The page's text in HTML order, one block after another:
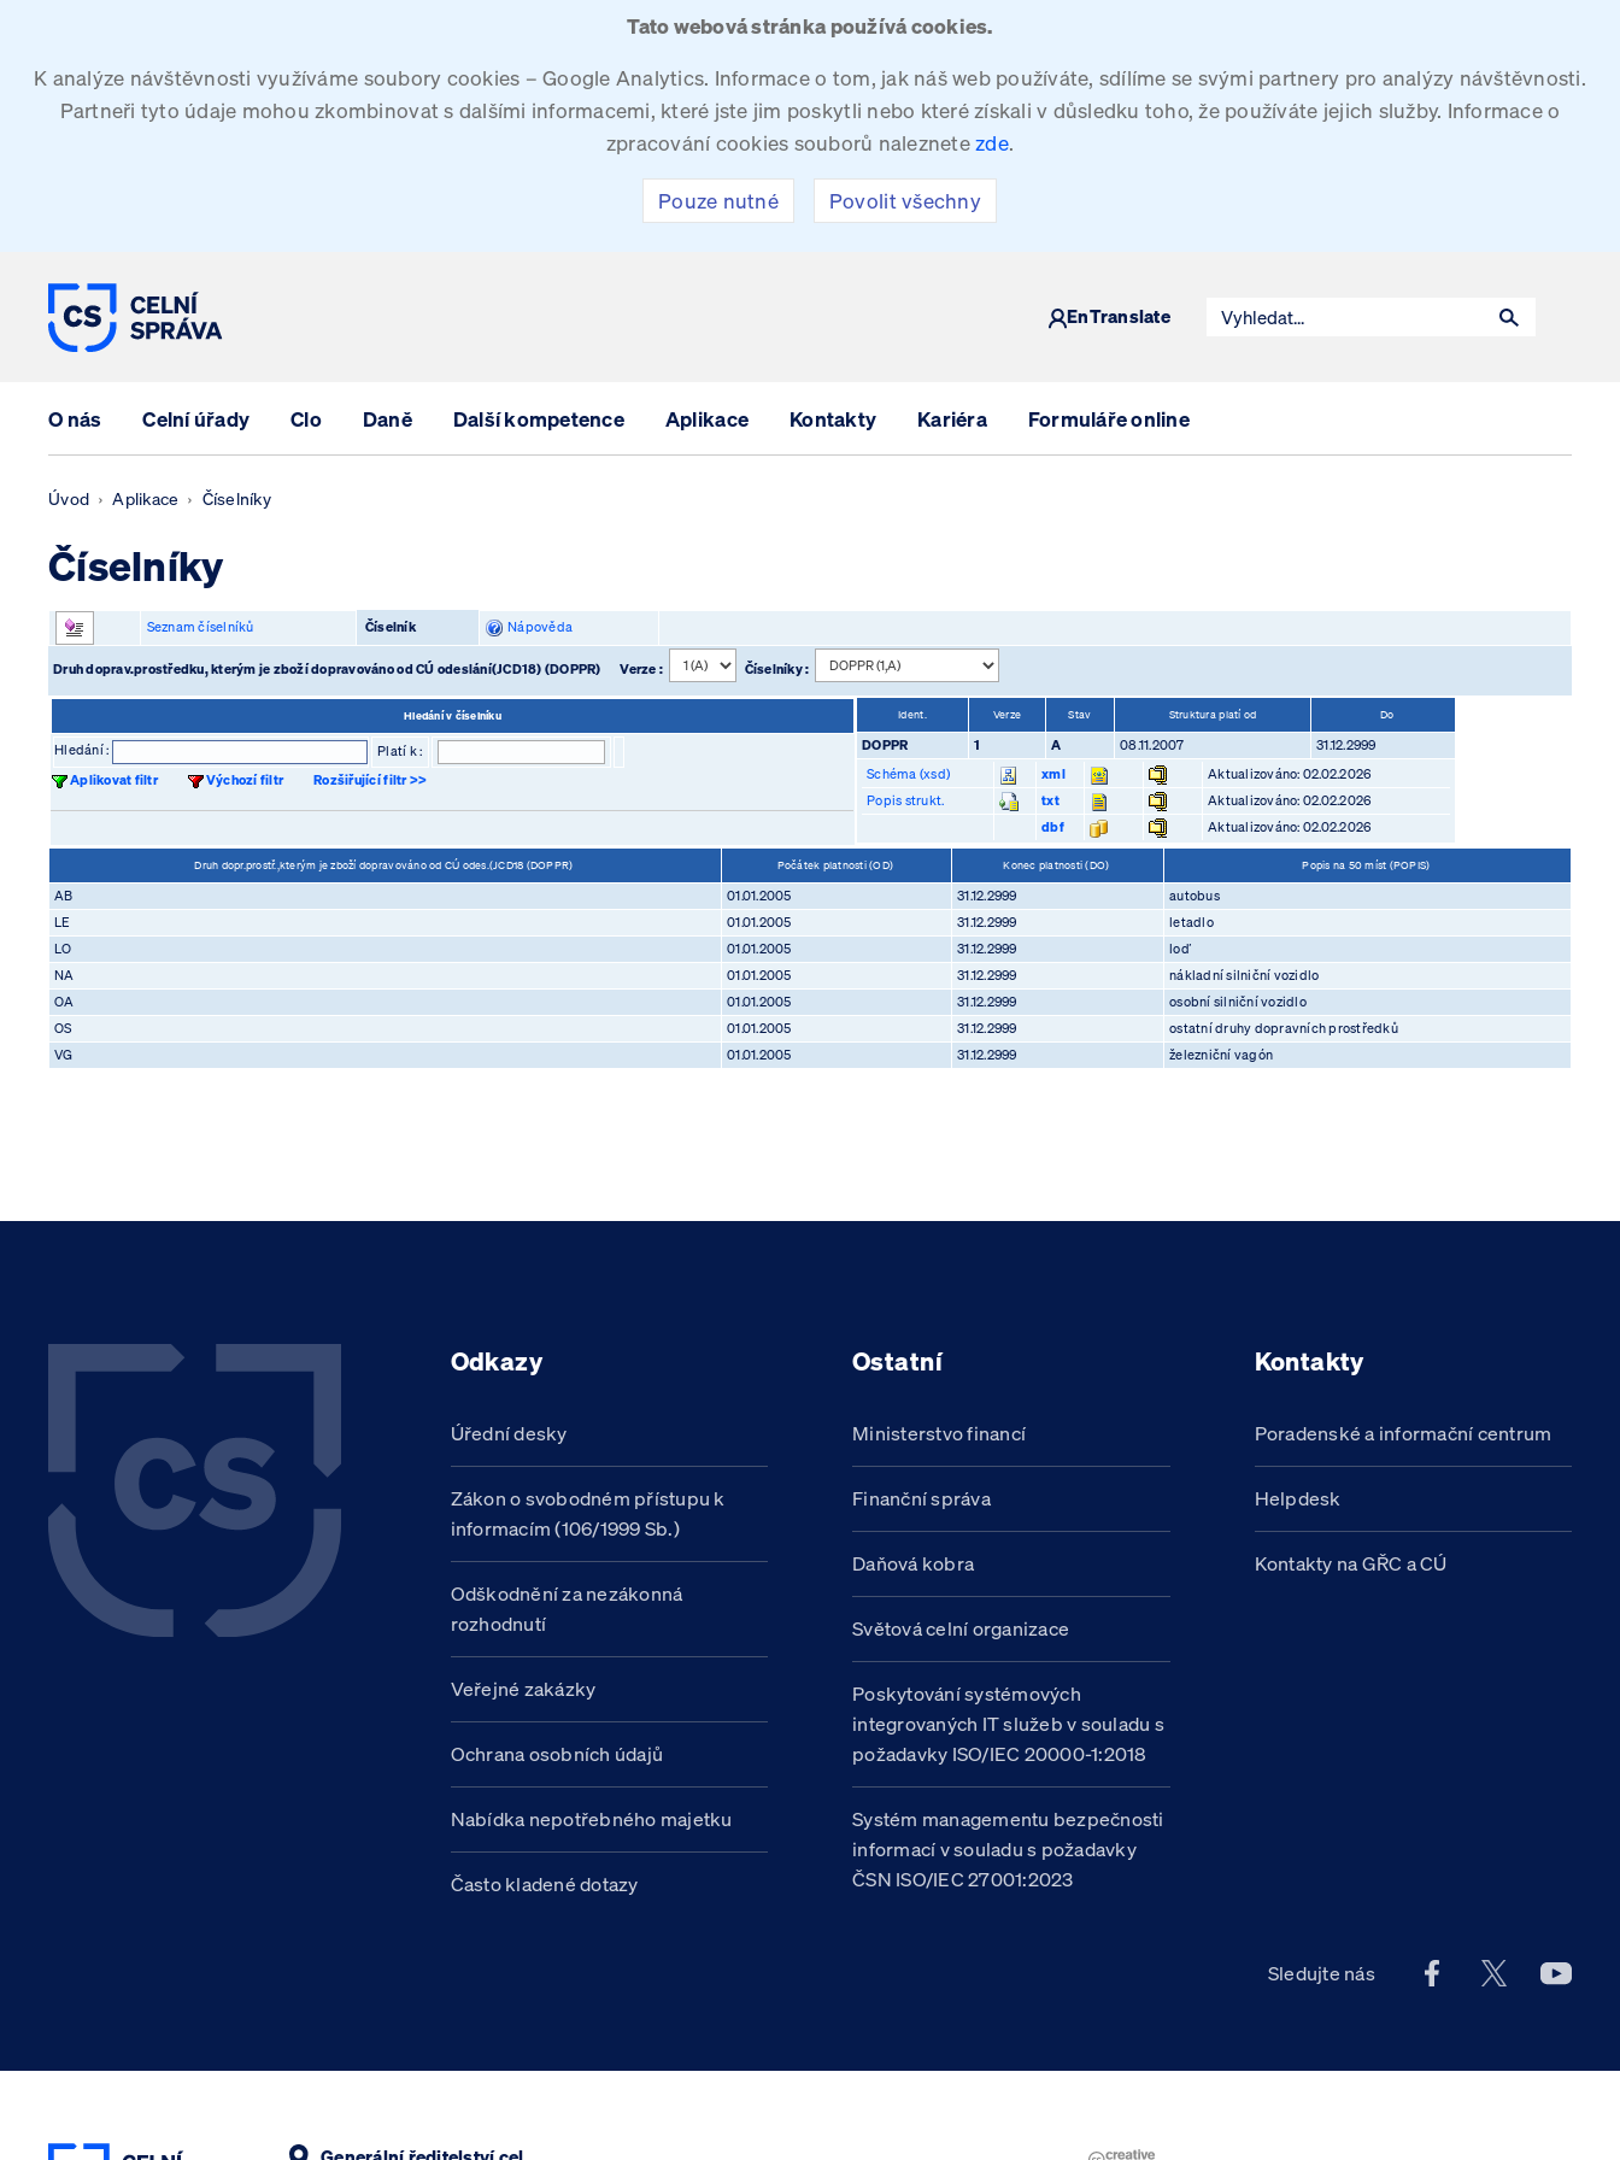
Tato webová stránka používá cookies.
K analýze návštěvnosti využíváme soubory cookies – Google Analytics. Informace o tom, jak náš web používáte, sdílíme se svými partnery pro analýzy návštěvnosti.
Partneři tyto údaje mohou zkombinovat s dalšími informacemi, které jste jim poskytli nebo které získali v důsledku toho, že používáte jejich služby. Informace o
zpracování cookies souborů naleznetezde.
Pouze nutné Povolit všechny
EnTranslate
O nás Celní úřady Clo Daně Další kompetence Aplikace Kontakty Kariéra Formuláře online
Úvod Aplikace Číselníky
Číselníky
Seznam číselníků Číselník Nápověda
Druh doprav.prostředku, kterým je zboží dopravováno od CÚ odeslání(JCD18) (DOPPR) Verze : Číselníky :
Hledání v číselníku
Hledání :
Platí k :
Aplikovat filtr
Výchozí filtr Rozšiřující filtr >>
Ident. Verze Stav Struktura platí od Do
DOPPR 1 A 08.11.2007
31.12.2999
Schéma (xsd)
xml
Aktualizováno: 02.02.2026
Popis strukt.
txt
Aktualizováno: 02.02.2026
dbf
Aktualizováno: 02.02.2026
Druh dopr.prostř.,kterým je zboží dopravováno od CÚ odes.(JCD18 (DOPPR) Počátek platnosti (OD) Konec platnosti (DO) Popis na 50 míst (POPIS)
AB 01.01.2005 31.12.2999
autobus
LE
01.01.2005 31.12.2999
letadlo
LO
01.01.2005 31.12.2999
loď
NA
01.01.2005 31.12.2999
nákladní silniční vozidlo
OA
01.01.2005 31.12.2999
osobní silniční vozidlo
OS
01.01.2005 31.12.2999
ostatní druhy dopravních prostředků
VG
01.01.2005 31.12.2999 železniční vagón
Odkazy
Úřední desky
Zákon o svobodném přístupu k
informacím (106/1999 Sb.)
Odškodnění za nezákonná
rozhodnutí
Veřejné zakázky
Ochrana osobních údajů
Nabídka nepotřebného majetku
Často kladené dotazy
Ostatní
Ministerstvo financí
Finanční správa
Daňová kobra
Světová celní organizace
Poskytování systémových
integrovaných IT služeb v souladu s
požadavky ISO/IEC 20000-1:2018
Systém managementu bezpečnosti
informací v souladu s požadavky
ČSN ISO/IEC 27001:2023
Kontakty
Poradenské a informační centrum
Helpdesk
Kontakty na GŘC a CÚ
Sledujte nás Facebook účet
X účet